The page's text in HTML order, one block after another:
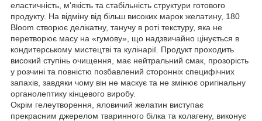
еластичність, м'якість та стабільність структури готового
продукту. На відміну від більш високих марок желатину, 180
Bloom створює делікатну, танучу в роті текстуру, яка не
перетворює масу на «гумову», що надзвичайно цінується в
кондитерському мистецтві та кулінарії. Продукт проходить
високий ступінь очищення, має нейтральний смак, прозорість
у розчині та повністю позбавлений сторонніх специфічних
запахів, завдяки чому він не маскує та не змінює оригінальну
органолептику кінцевого виробу.
Окрім гелеутворення, яловичий желатин виступає
прекрасним джерелом тваринного білка та колагену, виконує